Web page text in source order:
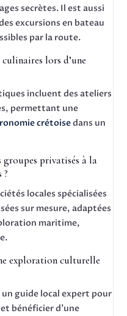
secrètes. Il est aussi
excursions en bateau
par la route.
lors d’une
incluent des ateliers
permettant une
crétoisedans un
privatisés à la
?
locales spécialisées
sur mesure, adaptées
maritime,
exploration culturelle
guide local expert pour
bénéficier d’une